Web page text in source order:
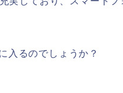
入るのでしょうか？